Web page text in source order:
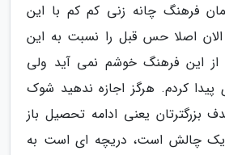
فرهنگ چانه زنی کم کم با این
الان اصلا حس قبل را نسبت به این
از این فرهنگ خوشم نمی آید ولی
پیدا کردم. هرگز اجازه ندهید شوک
بزرگترتان یعنی ادامه تحصیل باز
چالش است، دریچه ای است به